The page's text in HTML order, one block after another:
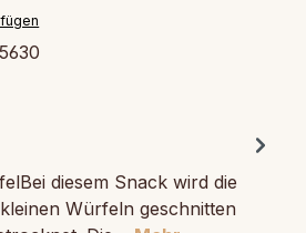
diesem Snack wird die
Würfeln geschnitten